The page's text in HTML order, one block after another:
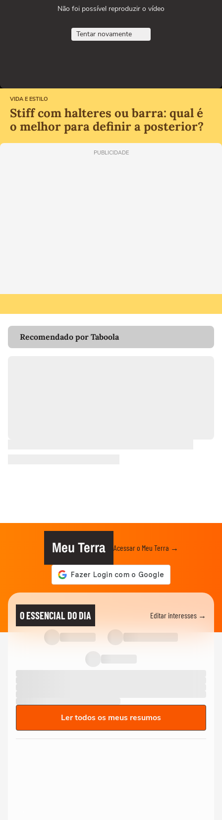
Não foi possível reproduzir o vídeo
Tentar novamente
VIDA E ESTILO
Stiff com halteres ou barra: qual é
o melhor para definir a posterior?
PUBLICIDADE
Recomendado por Taboola
Meu Terra Acessar o Meu Terra →
O ESSENCIAL DO DIA Editar interesses →
Ler todos os meus resumos